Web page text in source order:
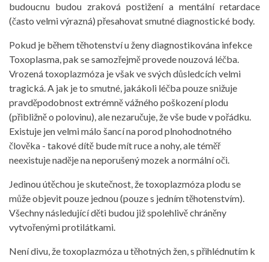
budoucnu budou zraková postižení a mentální retardace
(často velmi výrazná) přesahovat smutné diagnostické body.
Pokud je během těhotenství u ženy diagnostikována infekce
Toxoplasma, pak se samozřejmě provede nouzová léčba.
Vrozená toxoplazmóza je však ve svých důsledcích velmi
tragická. A jak je to smutné, jakákoli léčba pouze snižuje
pravděpodobnost extrémně vážného poškození plodu
(přibližně o polovinu), ale nezaručuje, že vše bude v pořádku.
Existuje jen velmi málo šancí na porod plnohodnotného
člověka - takové dítě bude mít ruce a nohy, ale téměř
neexistuje naděje na neporušený mozek a normální oči.
Jedinou útěchou je skutečnost, že toxoplazmóza plodu se
může objevit pouze jednou (pouze s jedním těhotenstvím).
Všechny následující děti budou již spolehlivě chráněny
vytvořenými protilátkami.
Není divu, že toxoplazmóza u těhotných žen, s přihlédnutím k